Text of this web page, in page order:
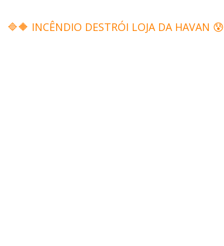
🔷🔶 INCÊNDIO DESTRÓI LOJA DA HAVAN 😰